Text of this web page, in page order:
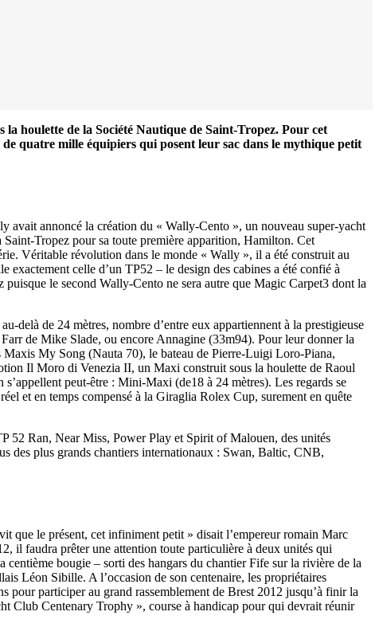
noeuds
la houlette de la Société Nautique de Saint-Tropez. Pour cet
quatre mille équipiers qui posent leur sac dans le mythique petit
avait annoncé la création du « Wally-Cento », un nouveau super-yacht
Tropez pour sa toute première apparition, Hamilton. Cet
Véritable révolution dans le monde « Wally », il a été construit au
celle d’un TP52 – le design des cabines a été confié à
le second Wally-Cento ne sera autre que Magic Carpet3 dont la
delà de 24 mètres, nombre d’entre eux appartiennent à la prestigieuse
de Mike Slade, ou encore Annagine (33m94). Pour leur donner la
Maxis My Song (Nauta 70), le bateau de Pierre-Luigi Loro-Piana,
Il Moro di Venezia II, un Maxi construit sous la houlette de Raoul
peut-être : Mini-Maxi (de18 à 24 mètres). Les regards se
et en temps compensé à la Giraglia Rolex Cup, surement en quête
52 Ran, Near Miss, Power Play et Spirit of Malouen, des unités
des plus grands chantiers internationaux : Swan, Baltic, CNB,
que le présent, cet infiniment petit » disait l’empereur romain Marc
il faudra prêter une attention toute particulière à deux unités qui
bougie – sorti des hangars du chantier Fife sur la rivière de la
Léon Sibille. A l’occasion de son centenaire, les propriétaires
pour participer au grand rassemblement de Brest 2012 jusqu’à finir la
Club Centenary Trophy », course à handicap pour qui devrait réunir